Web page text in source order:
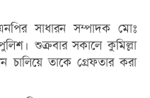
সাধারন সম্পাদক মোঃ
শুক্রবার সকালে কুমিল্লা
চালিয়ে তাকে গ্রেফতার করা